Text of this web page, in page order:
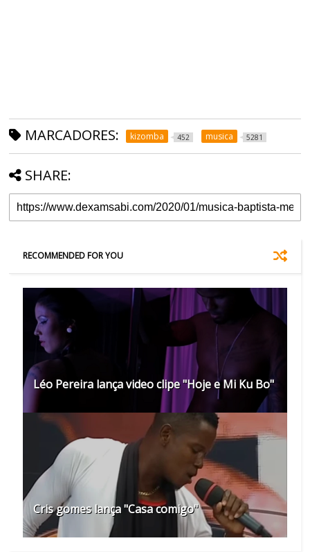
MARCADORES: kizomba 452 musica 5281
SHARE:
RECOMMENDED FOR YOU
Léo Pereira lança video clipe "Hoje e Mi Ku Bo"
Cris gomes lança "Casa comigo"